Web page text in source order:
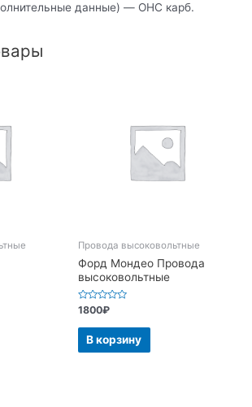
данные) — OHC карб.
Провода высоковольтные
Форд Мондео Провода
высоковольтные
Оценка
из
1800₽
В корзину